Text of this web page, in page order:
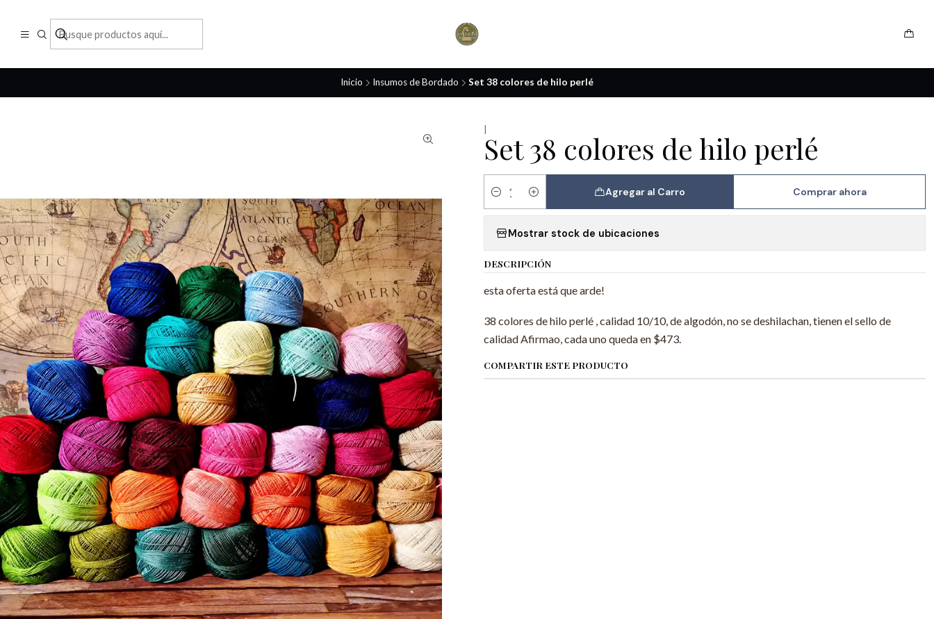
Inicio Insumos de Bordado Set 38 colores de hilo perlé
Set 38 colores de hilo perlé
Cantidad
Agregar al Carro Comprar ahora
Mostrar stock de ubicaciones
DESCRIPCIÓN
esta oferta está que arde!
38 colores de hilo perlé , calidad 10/10, de algodón, no se deshilachan, tienen el sello de
calidad Afirmao, cada uno queda en $473.
COMPARTIR ESTE PRODUCTO